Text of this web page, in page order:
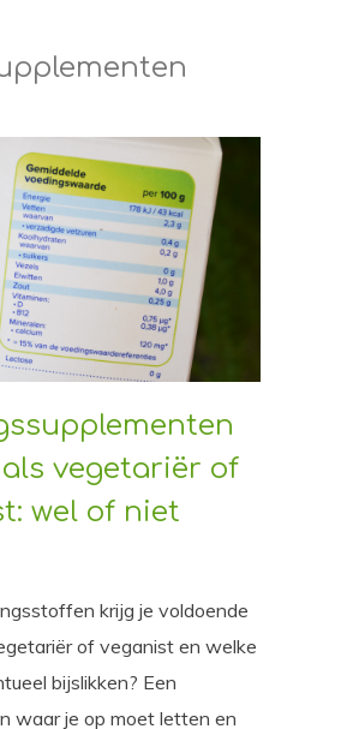
vegetariër of
wel of niet
krijg je voldoende
of veganist en welke
bijslikken? Een
waar je op moet letten en